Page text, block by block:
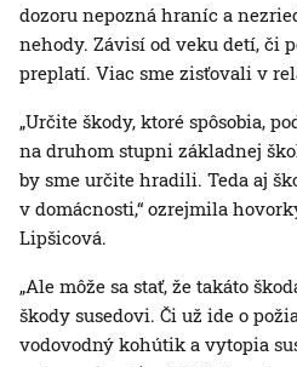
dozoru nepozná hraníc a
nehody. Závisí od veku detí, či
preplatí. Viac sme zisťovali v
„Určite škody, ktoré spôsobia,
na druhom stupni základnej
by sme určite hradili. Teda aj
v domácnosti,“ ozrejmila
Lipšicová.
„Ale môže sa stať, že takáto
škody susedovi. Či už ide o
vodovodný kohútik a vytopia